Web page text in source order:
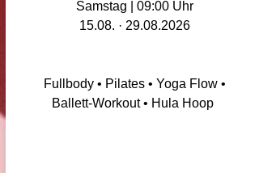
Samstag | 09:00 Uhr
15.08. · 29.08.2026
Fullbody • Pilates • Yoga Flow •
Ballett-Workout • Hula Hoop